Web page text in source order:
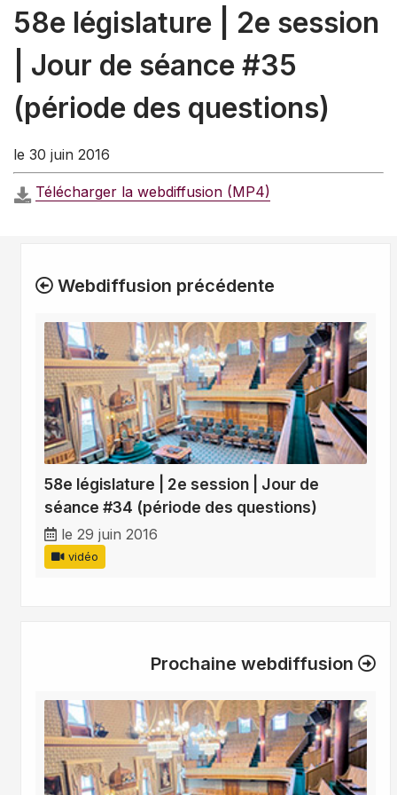
58e législature | 2e session
| Jour de séance #35
(période des questions)
le 30 juin 2016
Télécharger la webdiffusion (MP4)
Webdiffusion précédente
58e législature | 2e session | Jour de
séance #34 (période des questions)
le 29 juin 2016
vidéo
Prochaine webdiffusion